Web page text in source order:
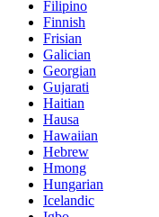
Filipino
Finnish
Frisian
Galician
Georgian
Gujarati
Haitian
Hausa
Hawaiian
Hebrew
Hmong
Hungarian
Icelandic